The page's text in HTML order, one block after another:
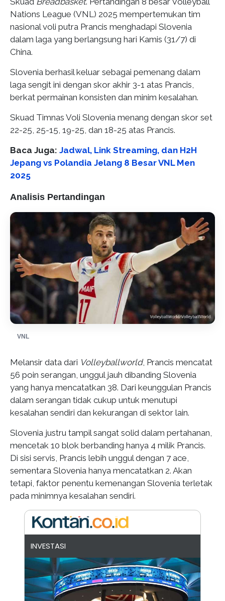
Nations League (VNL) 2025 mempertemukan tim
nasional voli putra Prancis menghadapi Slovenia
dalam laga yang berlangsung hari Kamis (31/7) di
China.
Slovenia berhasil keluar sebagai pemenang dalam
laga sengit ini dengan skor akhir 3-1 atas Prancis,
berkat permainan konsisten dan minim kesalahan.
Skuad Timnas Voli Slovenia menang dengan skor set
22-25, 25-15, 19-25, dan 18-25 atas Prancis.
Baca Juga: Jadwal, Link Streaming, dan H2H
Jepang vs Polandia Jelang 8 Besar VNL Men
2025
Analisis Pertandingan
VNL
Melansir data dari Volleyballworld, Prancis mencatat
56 poin serangan, unggul jauh dibanding Slovenia
yang hanya mencatatkan 38. Dari keunggulan Prancis
dalam serangan tidak cukup untuk menutupi
kesalahan sendiri dan kekurangan di sektor lain.
Slovenia justru tampil sangat solid dalam pertahanan,
mencetak 10 blok berbanding hanya 4 milik Prancis.
Di sisi servis, Prancis lebih unggul dengan 7 ace,
sementara Slovenia hanya mencatatkan 2. Akan
tetapi, faktor penentu kemenangan Slovenia terletak
pada minimnya kesalahan sendiri.
INVESTASI